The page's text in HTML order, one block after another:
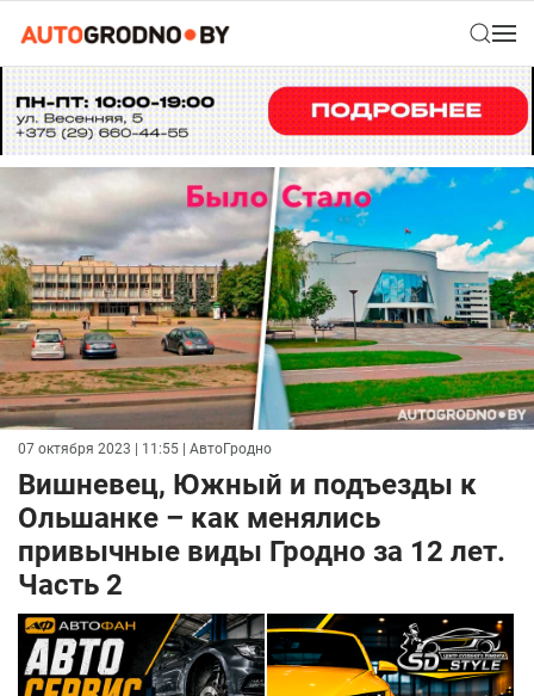
07 октября 2023 | 11:55 | АвтоГродно
Вишневец, Южный и подъезды к
Ольшанке – как менялись
привычные виды Гродно за 12 лет.
Часть 2